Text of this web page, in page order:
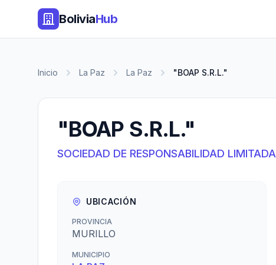
BoliviaHub
Inicio La Paz La Paz "BOAP S.R.L."
"BOAP S.R.L."
SOCIEDAD DE RESPONSABILIDAD LIMITADA
UBICACIÓN
PROVINCIA
MURILLO
MUNICIPIO